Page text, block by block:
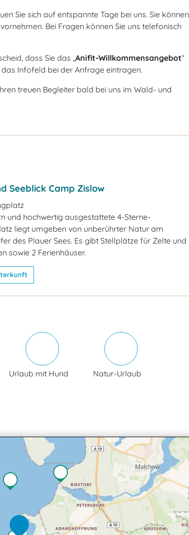
Sie sich auf entspannte Tage bei uns. Sie können
vornehmen. Bei Fragen können Sie uns telefonisch
dass Sie das „Anifit-Willkommensangebot“
Infofeld bei der Anfrage eintragen.
treuen Begleiter bald bei uns im Wald- und
Seeblick Camp Zislow
und hochwertig ausgestattete 4-Sterne-
liegt umgeben von unberührter Natur am
des Plauer Sees. Es gibt Stellplätze für Zelte und
sowie 2 Ferienhäuser.
Urlaub mit Hund Natur-Urlaub